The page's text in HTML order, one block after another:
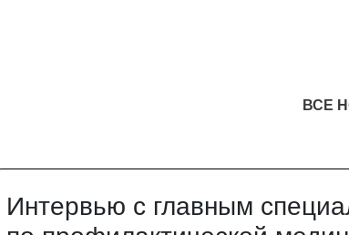
ВСЕ
Интервью с главным